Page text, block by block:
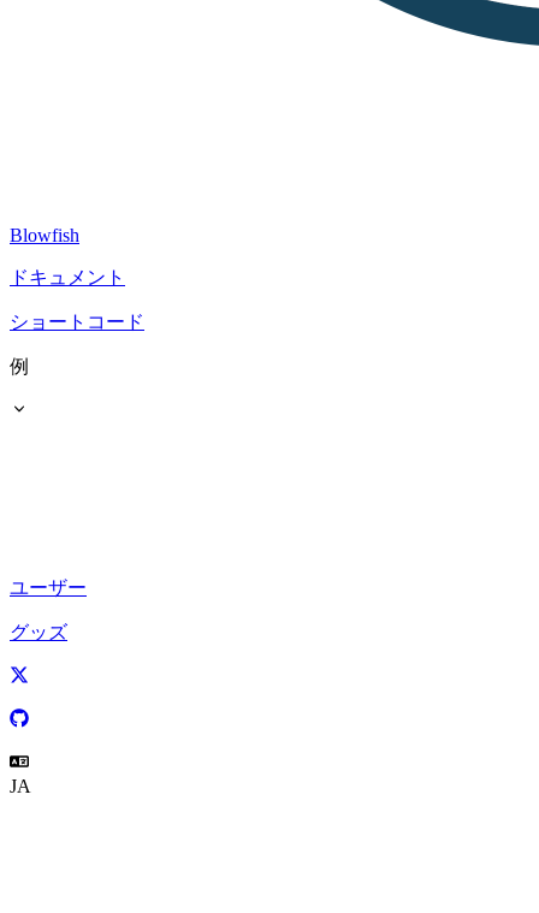
Blowfish
ドキュメント
ショートコード
例
ユーザー
グッズ
JA